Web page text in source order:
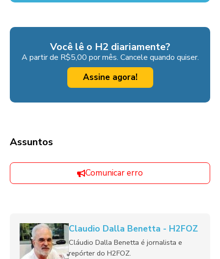
Você lê o H2 diariamente?
A partir de R$5,00 por mês. Cancele quando quiser.
Assine agora!
Assuntos
Comunicar erro
Claudio Dalla Benetta - H2FOZ
Cláudio Dalla Benetta é jornalista e
repórter do H2FOZ.